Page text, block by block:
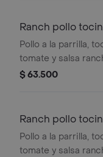
Ranch pollo
Pollo a la parrilla,
tomate y salsa
Incluye Salsa de
$ 63.500
Ranch pollo
Familiar
Pollo a la parrilla,
tomate y salsa